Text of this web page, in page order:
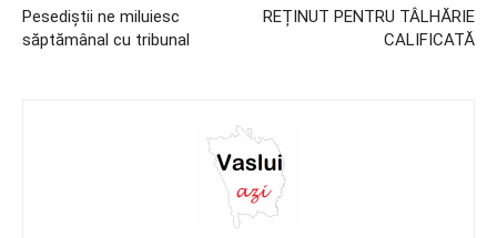
Pesediștii ne miluiesc
săptămânal cu tribunal
REȚINUT PENTRU TÂLHĂRIE
CALIFICATĂ